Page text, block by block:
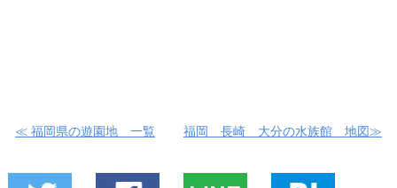
≪ 福岡県の遊園地 一覧 福岡 長崎 大分の水族館 地図≫